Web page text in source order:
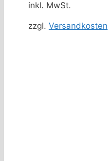
inkl. MwSt.
zzgl. Versandkosten